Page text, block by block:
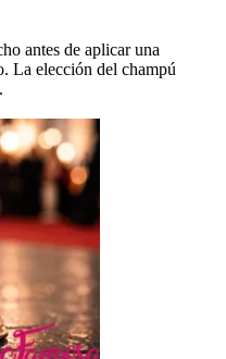
antes de aplicar una
La elección del champú